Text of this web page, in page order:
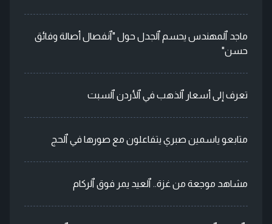
ماجد ٱلمهندس يحسم ٱلجدل حول "ٱنفصال أصالة وفائق
حسن"
تعرف إلى أسعار ٱلذهب في ٱلأردن ٱلسبت
متابعو ياسمين صبري يتفاعلون مع صورها في ٱلحج
مشاهد موجعة من غزة.. ٱلعيد يمر فوق ٱلركام